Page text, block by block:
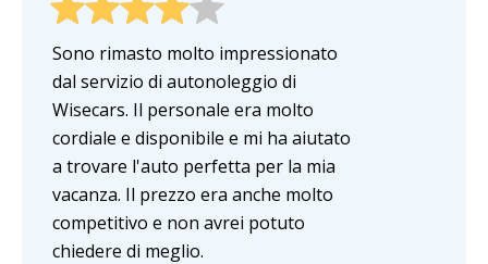
Sono rimasto molto impressionato
dal servizio di autonoleggio di
Wisecars. Il personale era molto
cordiale e disponibile e mi ha aiutato
a trovare l'auto perfetta per la mia
vacanza. Il prezzo era anche molto
competitivo e non avrei potuto
chiedere di meglio.